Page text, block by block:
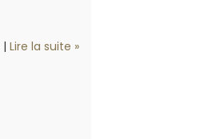
|Lire la suite »